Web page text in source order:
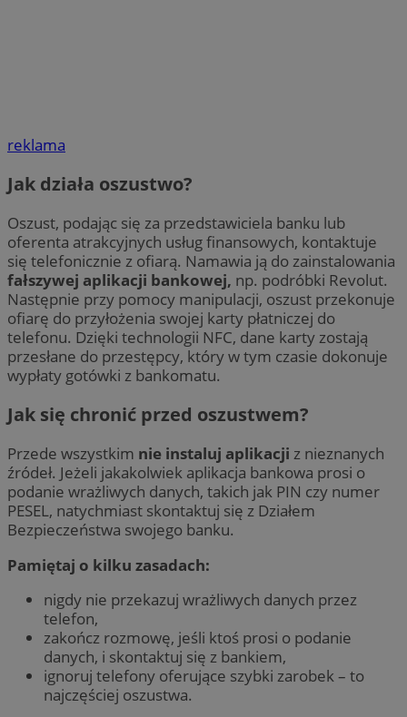
reklama
Jak działa oszustwo?
Oszust, podając się za przedstawiciela banku lub
oferenta atrakcyjnych usług finansowych, kontaktuje
się telefonicznie z ofiarą. Namawia ją do zainstalowania
fałszywej aplikacji bankowej, np. podróbki Revolut.
Następnie przy pomocy manipulacji, oszust przekonuje
ofiarę do przyłożenia swojej karty płatniczej do
telefonu. Dzięki technologii NFC, dane karty zostają
przesłane do przestępcy, który w tym czasie dokonuje
wypłaty gotówki z bankomatu.
Jak się chronić przed oszustwem?
Przede wszystkim nie instaluj aplikacji z nieznanych
źródeł. Jeżeli jakakolwiek aplikacja bankowa prosi o
podanie wrażliwych danych, takich jak PIN czy numer
PESEL, natychmiast skontaktuj się z Działem
Bezpieczeństwa swojego banku.
Pamiętaj o kilku zasadach:
nigdy nie przekazuj wrażliwych danych przez
telefon,
zakończ rozmowę, jeśli ktoś prosi o podanie
danych, i skontaktuj się z bankiem,
ignoruj telefony oferujące szybki zarobek – to
najczęściej oszustwa.